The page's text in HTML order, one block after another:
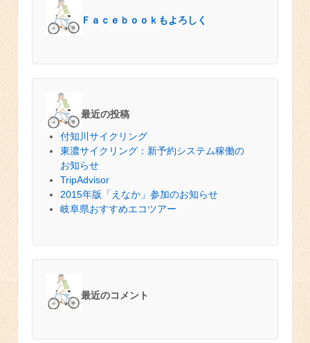
Ｆａｃｅｂｏｏｋもよろしく
最近の投稿
付知川サイクリング
東濃サイクリング：新予約システム稼働の
お知らせ
TripAdvisor
2015年版「えなか」参加のお知らせ
岐阜県おすすめエコツアー
最近のコメント